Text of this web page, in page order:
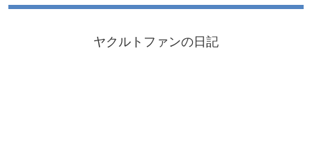
ヤクルトファンの日記